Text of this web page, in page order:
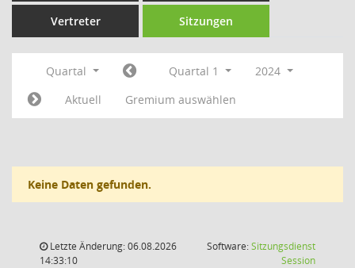
Vertreter Sitzungen
Quartal Quartal 1
2024
Aktuell
Gremium auswählen
Keine Daten gefunden.
Letzte Änderung: 06.08.2026
14:33:10
Software:Sitzungsdienst
Session(Wird in